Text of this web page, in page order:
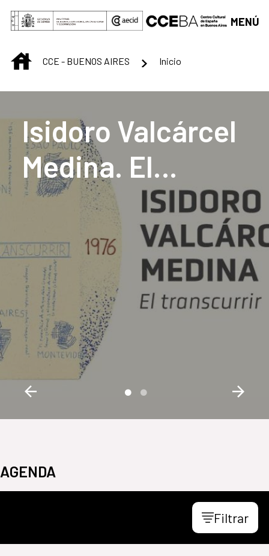
Saltar al contenido principal
MENÚ
INICIOCCE - BUENOS AIRES Inicio
Isidoro Valcárcel
Medina. El
transcurrir
AGENDA
Filtrar